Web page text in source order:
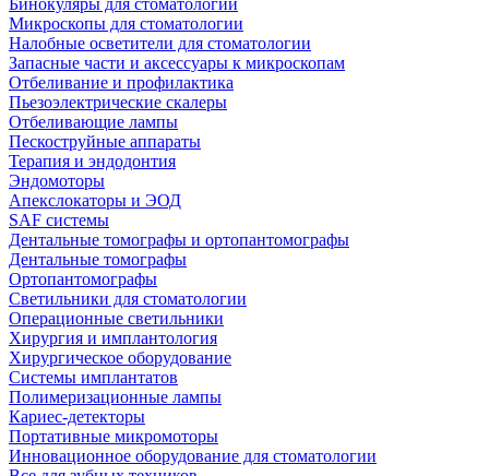
Бинокуляры для стоматологии
Микроскопы для стоматологии
Налобные осветители для стоматологии
Запасные части и аксессуары к микроскопам
Отбеливание и профилактика
Пьезоэлектрические скалеры
Отбеливающие лампы
Пескоструйные аппараты
Терапия и эндодонтия
Эндомоторы
Апекслокаторы и ЭОД
SAF системы
Дентальные томографы и ортопантомографы
Дентальные томографы
Ортопантомографы
Светильники для стоматологии
Операционные светильники
Хирургия и имплантология
Хирургическое оборудование
Системы имплантатов
Полимеризационные лампы
Кариес-детекторы
Портативные микромоторы
Инновационное оборудование для стоматологии